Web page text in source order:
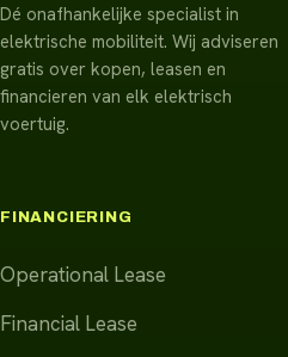
Dé onafhankelijke specialist in
elektrische mobiliteit. Wij adviseren
gratis over kopen, leasen en
financieren van elk elektrisch
voertuig.
FINANCIERING
Operational Lease
Financial Lease